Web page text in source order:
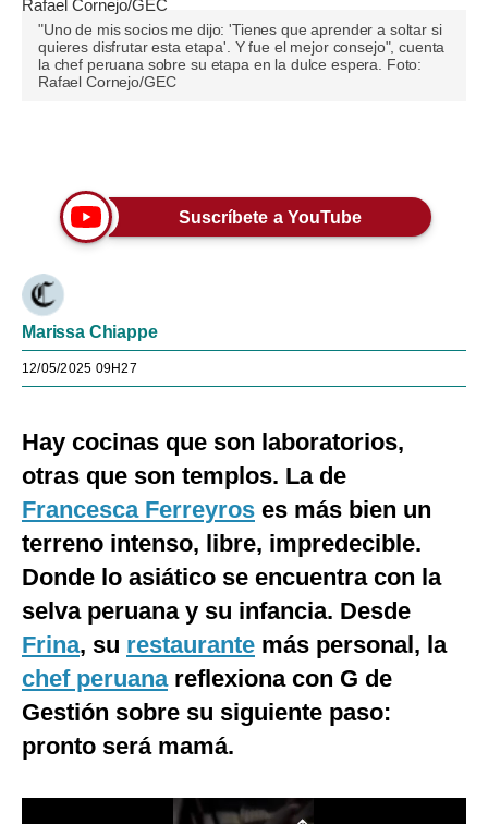
"Uno de mis socios me dijo: 'Tienes que aprender a soltar si
quieres disfrutar esta etapa'. Y fue el mejor consejo", cuenta
la chef peruana sobre su etapa en la dulce espera. Foto:
Rafael Cornejo/GEC
Suscríbete a YouTube
Marissa Chiappe
12/05/2025 09H27
Hay cocinas que son laboratorios,
otras que son templos. La de
Francesca Ferreyros es más bien un
terreno intenso, libre, impredecible.
Donde lo asiático se encuentra con la
selva peruana y su infancia. Desde
Frina, su restaurante más personal, la
chef peruanareflexiona con G de
Gestión sobre su siguiente paso:
pronto será mamá.